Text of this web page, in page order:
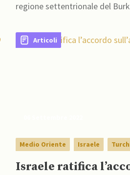
regione settentrionale del
Articoli
Medio Oriente Israele
Israele ratifica